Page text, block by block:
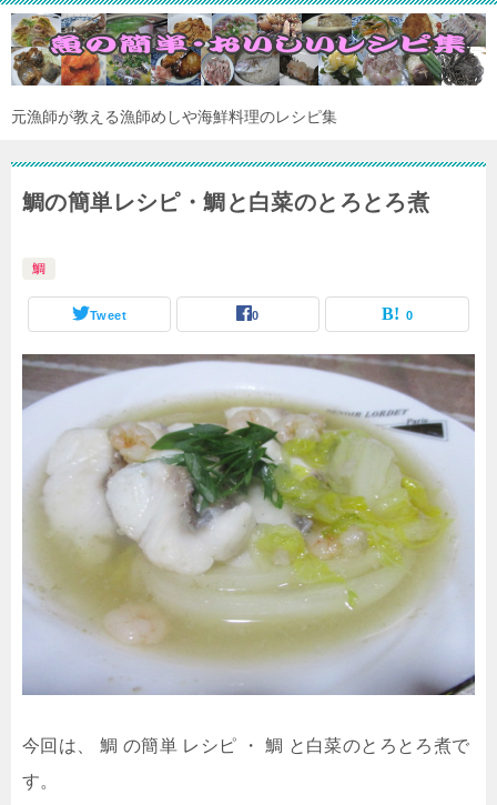
元漁師が教える漁師めしや海鮮料理のレシピ集
鯛の簡単レシピ・鯛と白菜のとろとろ煮
鯛
Tweet 0 0
今回は、 鯛 の簡単 レシピ ・ 鯛 と白菜のとろとろ煮で
す。